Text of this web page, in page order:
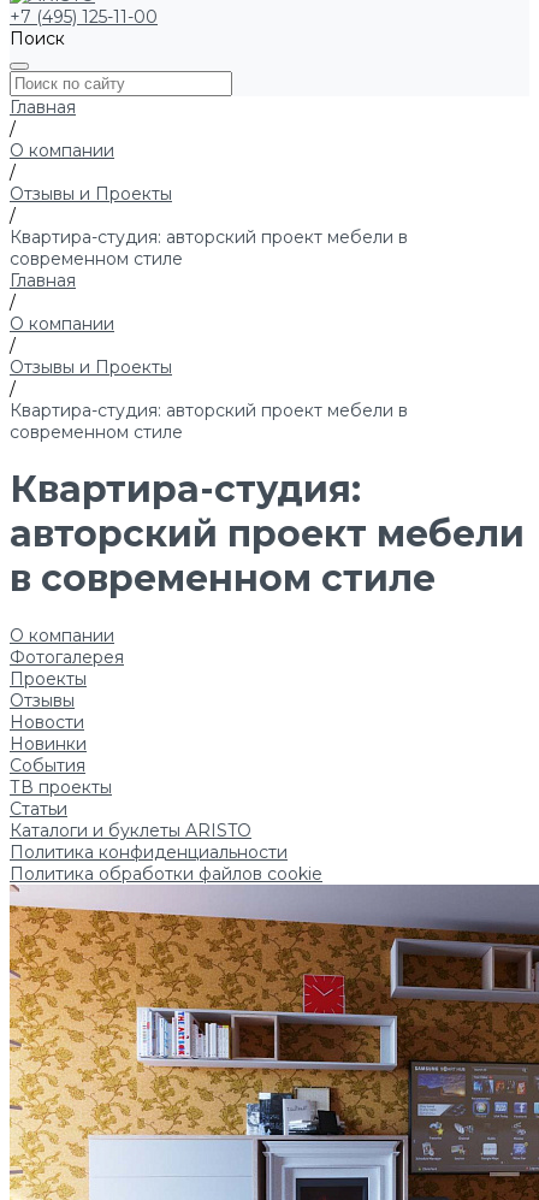
+7 (495) 125-11-00
Поиск
Главная
/
О компании
/
Отзывы и Проекты
/
Квартира-студия: авторский проект мебели в
современном стиле
Главная
/
О компании
/
Отзывы и Проекты
/
Квартира-студия: авторский проект мебели в
современном стиле
Квартира-студия:
авторский проект мебели
в современном стиле
О компании
Фотогалерея
Проекты
Отзывы
Новости
Новинки
События
ТВ проекты
Статьи
Каталоги и буклеты ARISTO
Политика конфиденциальности
Политика обработки файлов cookie